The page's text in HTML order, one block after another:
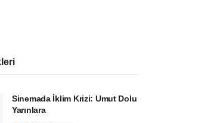
Sinemada İklim Krizi: Umut Dolu
Yarınlara